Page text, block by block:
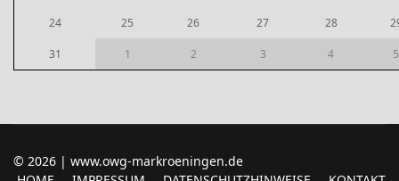
24 25 26 27 28
31 1 2 3 4 5
© 2026 | www.owg-markroeningen.de